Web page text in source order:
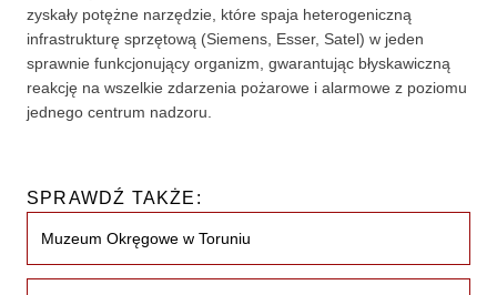
zyskały potężne narzędzie, które spaja heterogeniczną
infrastrukturę sprzętową (Siemens, Esser, Satel) w jeden
sprawnie funkcjonujący organizm, gwarantując błyskawiczną
reakcję na wszelkie zdarzenia pożarowe i alarmowe z poziomu
jednego centrum nadzoru.
SPRAWDŹ TAKŻE:
Muzeum Okręgowe w Toruniu